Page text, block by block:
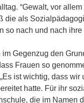
“Gewalt, vor
die als
so nach und nach
Gegenzug den
Frauen so
ist wichtig, dass
hatte. Für ihr
die im Namen